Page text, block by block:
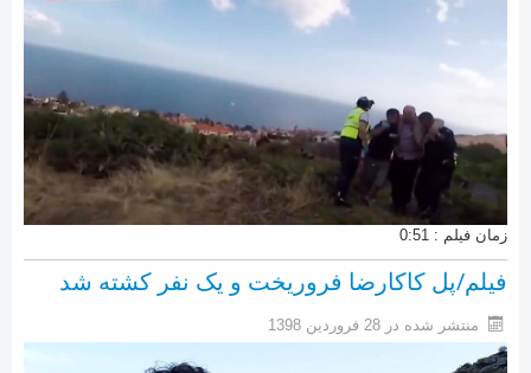
زمان فیلم : 0:51
فیلم/پل کاکارضا فروریخت و یک نفر کشته شد
منتشر شده در 28 فروردين 1398